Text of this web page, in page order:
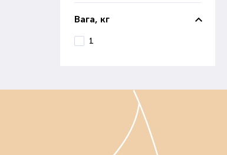
Вага, кг
1